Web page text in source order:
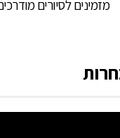
מזמינים לסיורים